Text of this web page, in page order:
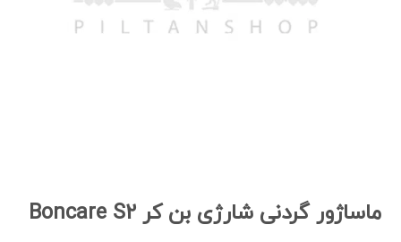
ماساژور گردنی شارژی بن کر Boncare S2